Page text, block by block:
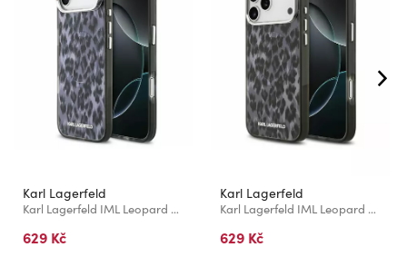
Karl Lagerfeld
Karl Lagerfeld IML Leopard MagSafe Zadní Kryt pro iPhone Air Grey
629 Kč
Karl Lagerfeld
Karl Lagerfeld IML Leopard MagSafe Zadní Kryt pro iPhone 17 Pro Max Grey
629 Kč